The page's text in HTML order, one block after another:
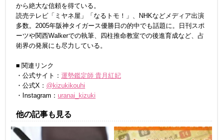
から絶大な信頼を得ている。
読売テレビ「ミヤネ屋」「なるトモ！」、NHKなどメディア出演
多数。2005年阪神タイガース優勝日の的中でも話題に。日刊スポ
ーツや関西Walkerでの執筆、四柱推命教室での後進育成など、占
術界の発展にも尽力している。
■ 関連リンク
・公式サイト： 運勢鑑定師 貴月紅妃
・公式X： @kizukikouhi
・Instagram： uranai_kizuki
他の記事も見る